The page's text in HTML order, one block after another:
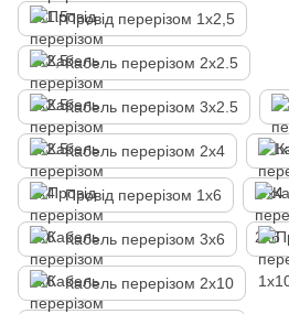
Провід перерізом 1х2,5
Кабель перерізом 2х2.5
Кабель перерізом 3х2.5
Кабель перерізом 2х4
Провід перерізом 1х6
Кабель перерізом 3х6
Кабель перерізом 2х10